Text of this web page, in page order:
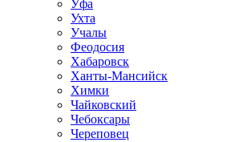
Уфа
Ухта
Учалы
Феодосия
Хабаровск
Ханты-Мансийск
Химки
Чайковский
Чебоксары
Череповец